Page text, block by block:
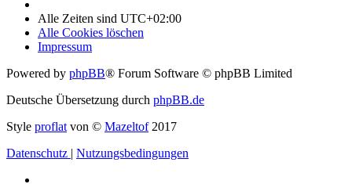
Alle Zeiten sind UTC+02:00
Alle Cookies löschen
Impressum
Powered by phpBB® Forum Software © phpBB Limited
Deutsche Übersetzung durch phpBB.de
Style proflat von © Mazeltof2017
Datenschutz | Nutzungsbedingungen